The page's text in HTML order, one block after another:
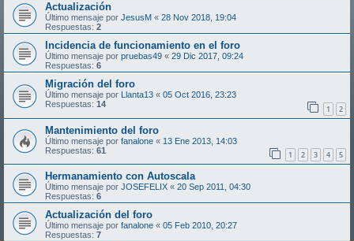
Actualización
Último mensaje por JesusM « 28 Nov 2018, 19:04
Respuestas: 2
Incidencia de funcionamiento en el foro
Último mensaje por pruebas49 « 29 Dic 2017, 09:24
Respuestas: 6
Migración del foro
Último mensaje por Llanta13 « 05 Oct 2016, 23:23
Respuestas: 14 1 2
Mantenimiento del foro
Último mensaje por fanalone « 13 Ene 2013, 14:03
Respuestas: 61 1 2 3 4 5
Hermanamiento con Autoscala
Último mensaje por JOSEFELIX « 20 Sep 2011, 04:30
Respuestas: 6
Actualización del foro
Último mensaje por fanalone « 05 Feb 2010, 20:27
Respuestas: 7